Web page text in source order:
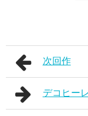
次回作
デコヒー